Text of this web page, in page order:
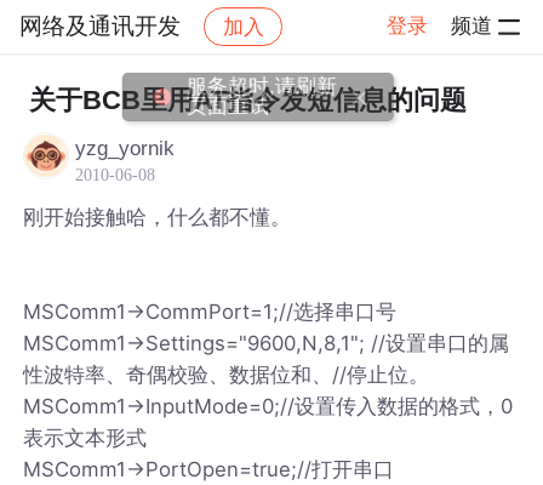
网络及通讯开发 加入 登录 频道
社区 网络及通讯开发 帖子详情
关于BCB里用AT指令发短信息的问题
yzg_yornik
2010-06-08
刚开始接触哈，什么都不懂。
MSComm1->CommPort=1;//选择串口号
MSComm1->Settings="9600,N,8,1"; //设置串口的属
性波特率、奇偶校验、数据位和、//停止位。
MSComm1->InputMode=0;//设置传入数据的格式，0
表示文本形式
MSComm1->PortOpen=true;//打开串口